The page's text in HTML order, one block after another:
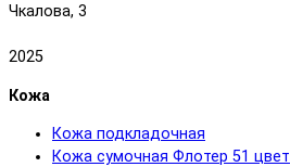
Чкалова, 3
2025
Кожа
Кожа подкладочная
Кожа сумочная Флотер 51 цвет